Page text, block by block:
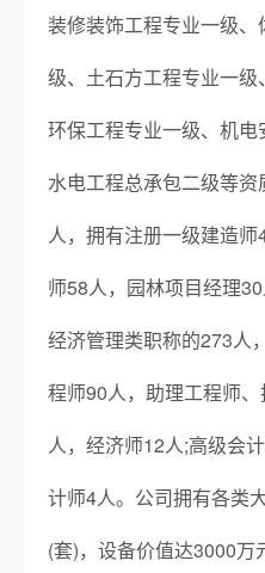
装修装饰工程专业一级
级、土石方工程专业一级
环保工程专业一级、机
水电工程总承包二级等
人，拥有注册一级建造
师58人，园林项目经理
经济管理类职称的273人
程师90人，助理工程师
人，经济师12人;高级会
计师4人。公司拥有各类
(套)，设备价值达3000